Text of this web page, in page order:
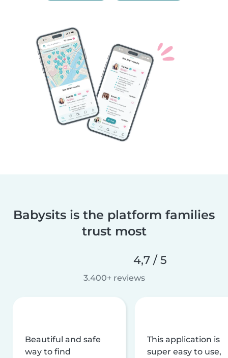
Babysits is the platform families
trust most
4,7 / 5
3.400+ reviews
Beautiful and safe
way to find
This application is
super easy to use,